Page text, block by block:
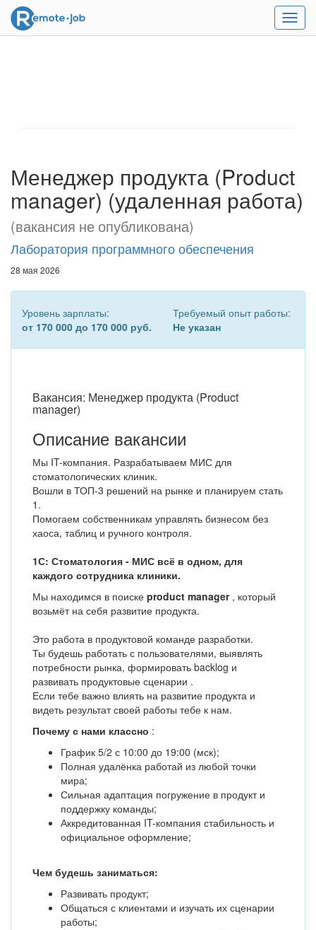
Меню
Менеджер продукта (Product
manager) (удаленная работа)
(вакансия не опубликована)
Лаборатория программного обеспечения
28 мая 2026
Уровень зарплаты:
от 170 000 до 170 000 руб.
Требуемый опыт работы:
Не указан
Вакансия: Менеджер продукта (Product
manager)
Описание вакансии
Мы IT-компания. Разрабатываем МИС для
стоматологических клиник.
Вошли в ТОП-3 решений на рынке и планируем стать
1.
Помогаем собственникам управлять бизнесом без
хаоса, таблиц и ручного контроля.
1С: Стоматология - МИС всё в одном, для
каждого сотрудника клиники.
Мы находимся в поиске product manager, который
возьмёт на себя развитие продукта.
Это работа в продуктовой команде разработки.
Ты будешь работать с пользователями, выявлять
потребности рынка, формировать backlog и
развивать продуктовые сценарии .
Если тебе важно влиять на развитие продукта и
видеть результат своей работы тебе к нам.
Почему с нами классно :
График 5/2 с 10:00 до 19:00 (мск);
Полная удалёнка работай из любой точки
мира;
Сильная адаптация погружение в продукт и
поддержку команды;
Аккредитованная IT-компания стабильность и
официальное оформление;
Чем будешь заниматься:
Развивать продукт;
Общаться с клиентами и изучать их сценарии
работы;